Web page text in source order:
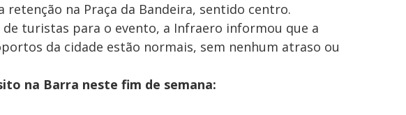
retenção na Praça da Bandeira, sentido centro.
de turistas para o evento, a Infraero informou que a
da cidade estão normais, sem nenhum atraso ou
na Barra neste fim de semana: